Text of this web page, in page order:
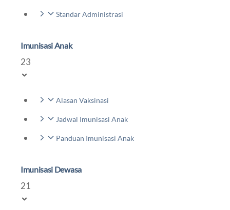
Standar Administrasi
Imunisasi Anak
23
Alasan Vaksinasi
Jadwal Imunisasi Anak
Panduan Imunisasi Anak
Imunisasi Dewasa
21